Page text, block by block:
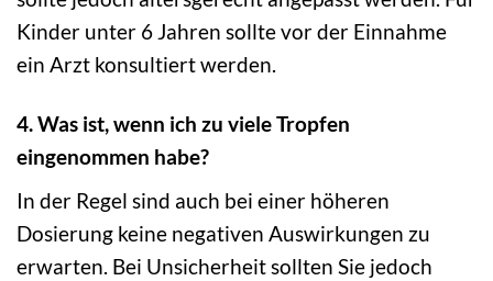
Kinder unter 6 Jahren sollte vor der Einnahme
ein Arzt konsultiert werden.
4. Was ist, wenn ich zu viele Tropfen
eingenommen habe?
In der Regel sind auch bei einer höheren
Dosierung keine negativen Auswirkungen zu
erwarten. Bei Unsicherheit sollten Sie jedoch